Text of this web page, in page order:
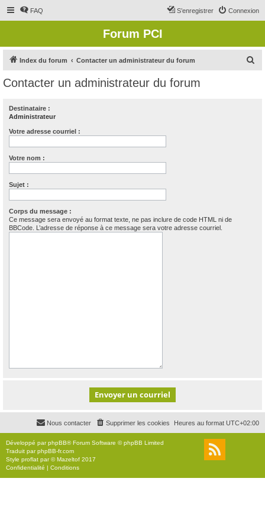
FAQ Connexion
S’enregistrer
Forum PCI
Index du forum Contacter un administrateur du forum
Contacter un administrateur du forum
Destinataire :
Administrateur
Votre adresse courriel :
Votre nom :
Sujet :
Corps du message :
Ce message sera envoyé au format texte, ne pas inclure de code HTML ni de
BBCode. L’adresse de réponse à ce message sera votre adresse courriel.
Heures au format UTC+02:00
Supprimer les cookies
Nous contacter
Développé parphpBB® Forum Software © phpBB Limited
Traduit parphpBB-fr.com
Style proflat par ©Mazeltof 2017
Confidentialité | Conditions